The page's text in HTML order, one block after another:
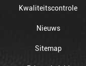
Kwaliteitscontrole
Nieuws
Sitemap